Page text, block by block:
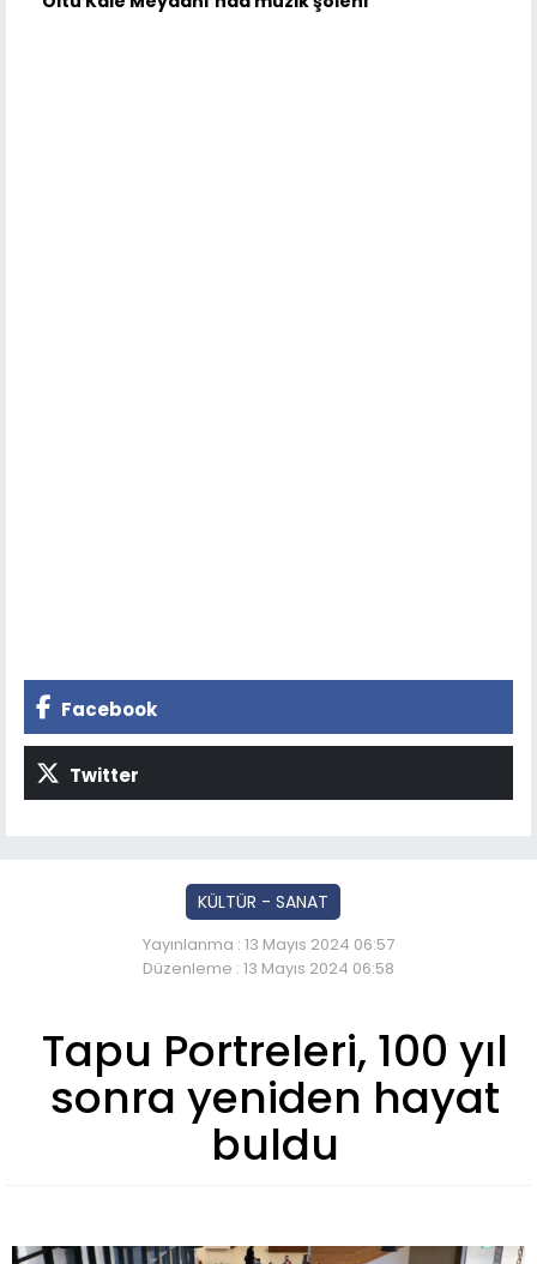
Facebook
Twitter
KÜLTÜR - SANAT
Yayınlanma : 13 Mayıs 2024 06:57
Düzenleme : 13 Mayıs 2024 06:58
Tapu Portreleri, 100 yıl
sonra yeniden hayat
buldu